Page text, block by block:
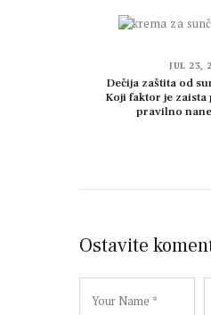
JUL 23,
Dečija zaštita od
Koji faktor je
pravilno
Ostavite